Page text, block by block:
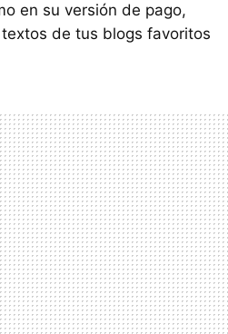
en su versión de pago,
de tus blogs favoritos